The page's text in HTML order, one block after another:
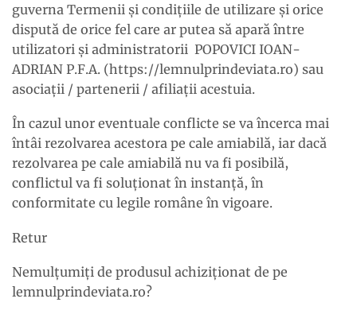
guverna Termenii şi condiţiile de utilizare şi orice
dispută de orice fel care ar putea să apară între
utilizatori şi administratorii POPOVICI IOAN-
ADRIAN P.F.A. (https://lemnulprindeviata.ro) sau
asociaţii / partenerii / afiliaţii acestuia.
În cazul unor eventuale conflicte se va încerca mai
întâi rezolvarea acestora pe cale amiabilă, iar dacă
rezolvarea pe cale amiabilă nu va fi posibilă,
conflictul va fi soluţionat în instanţă, în
conformitate cu legile române în vigoare.
Retur
Nemulțumiți de produsul achiziționat de pe
lemnulprindeviata.ro?